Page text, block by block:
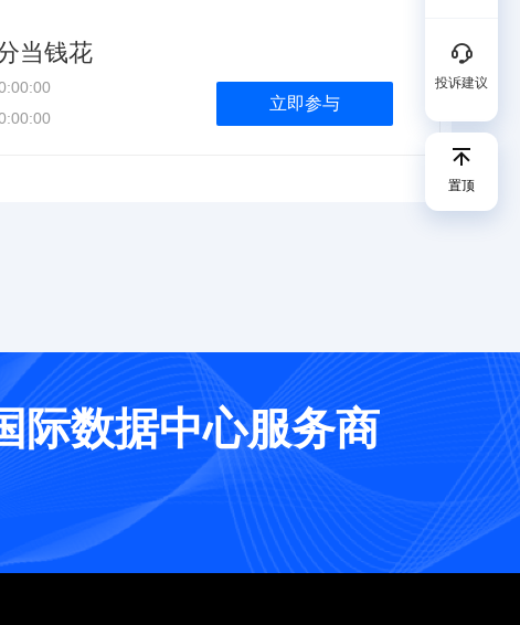
投诉建议
置顶
当钱花
立即参与
际数据中心服务商